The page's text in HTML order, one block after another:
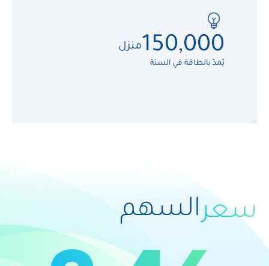
25%
معدل هامش صافي الربح (خلال الخمس سنوات
1.574 مليون
من القدرة المتصلة (لغاية 31 ديسمبر 2025)
150,000منزل
يُمدّ بالطاقة في السنة
سعرالسهم